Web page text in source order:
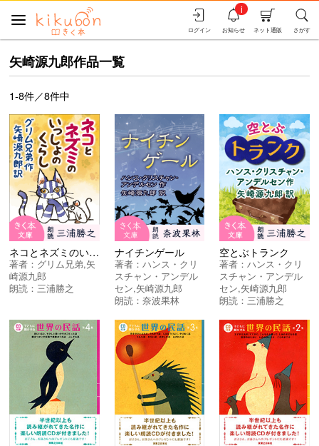
さがす
ネット通販
お知らせ
i
ログイン
矢崎源九郎作品一覧
1-8件／8件中
ネコとネズミのいっしょのくらし
著者： グリム兄弟,矢
崎源九郎
朗読：三浦勝之
ナイチンゲール
著者： ハンス・クリ
スチャン・アンデル
セン,矢崎源九郎
朗読： 奈波果林
空とぶトランク
著者：ハンス・クリ
スチャン・アンデル
セン,矢崎源九郎
朗読：三浦勝之